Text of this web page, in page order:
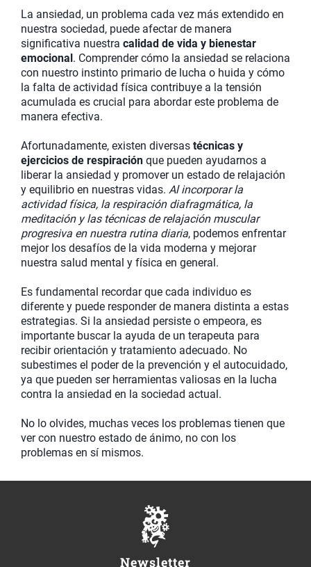
La ansiedad, un problema cada vez más extendido en
nuestra sociedad, puede afectar de manera
significativa nuestra calidad de vida y bienestar
emocional . Comprender cómo la ansiedad se relaciona
con nuestro instinto primario de lucha o huida y cómo
la falta de actividad física contribuye a la tensión
acumulada es crucial para abordar este problema de
manera efectiva.
Afortunadamente, existen diversas técnicas y
ejercicios de respiración que pueden ayudarnos a
liberar la ansiedad y promover un estado de relajación
y equilibrio en nuestras vidas. Al incorporar la
actividad física, la respiración diafragmática, la
meditación y las técnicas de relajación muscular
progresiva en nuestra rutina diaria, podemos enfrentar
mejor los desafíos de la vida moderna y mejorar
nuestra salud mental y física en general.
Es fundamental recordar que cada individuo es
diferente y puede responder de manera distinta a estas
estrategias. Si la ansiedad persiste o empeora, es
importante buscar la ayuda de un terapeuta para
recibir orientación y tratamiento adecuado. No
subestimes el poder de la prevención y el autocuidado,
ya que pueden ser herramientas valiosas en la lucha
contra la ansiedad en la sociedad actual.
No lo olvides, muchas veces los problemas tienen que
ver con nuestro estado de ánimo, no con los
problemas en sí mismos.
Newsletter